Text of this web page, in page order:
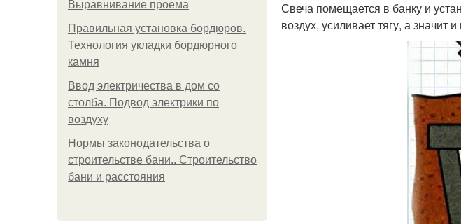
Выравнивание проема
Правильная установка бордюров.
Технология укладки бордюрного
камня
Ввод электричества в дом со
столба. Подвод электрики по
воздуху
Нормы законодательства о
строительстве бани.. Строительство
бани и расстояния
Свеча помещается в банку и
воздух, усиливает тягу, а значит